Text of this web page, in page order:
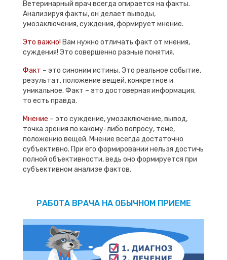
Ветеринарный врач всегда опирается на факты.
Анализируя факты, он делает выводы,
умозаключения, суждения, формирует мнение.
Это важно! Вам нужно отличать факт от мнения,
суждения! Это совершенно разные понятия.
Факт – это синоним истины. Это реальное событие,
результат, положение вещей, конкретное и
уникальное. Факт – это достоверная информация,
то есть правда.
Мнение – это суждение, умозаключение, вывод,
точка зрения по какому-либо вопросу, теме,
положению вещей. Мнение всегда достаточно
субъективно. При его формировании нельзя достичь
полной объективности, ведь оно формируется при
субъективном анализе фактов.
РАБОТА ВРАЧА НА ОБЫЧНОМ ПРИЕМЕ